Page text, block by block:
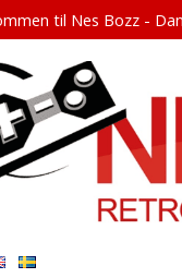
til Nes Bozz -